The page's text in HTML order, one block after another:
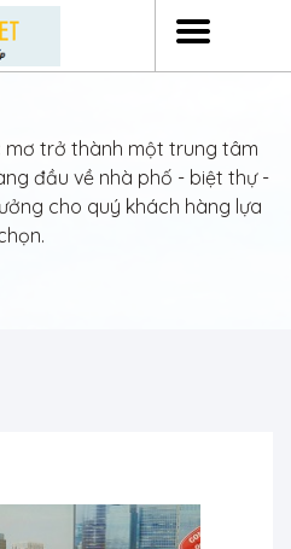
mơ trở thành một trung tâm
đầu về nhà phố - biệt thự -
cho quý khách hàng lựa